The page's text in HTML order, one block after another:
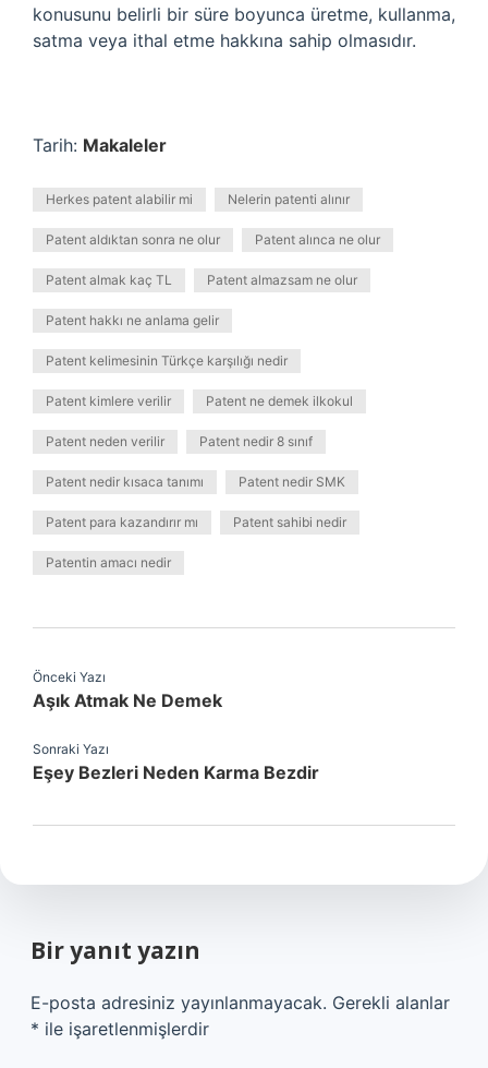
konusunu belirli bir süre boyunca üretme, kullanma,
satma veya ithal etme hakkına sahip olmasıdır.
Tarih: Makaleler
Herkes patent alabilir mi Nelerin patenti alınır
Patent aldıktan sonra ne olur Patent alınca ne olur
Patent almak kaç TL Patent almazsam ne olur
Patent hakkı ne anlama gelir
Patent kelimesinin Türkçe karşılığı nedir
Patent kimlere verilir Patent ne demek ilkokul
Patent neden verilir Patent nedir 8 sınıf
Patent nedir kısaca tanımı Patent nedir SMK
Patent para kazandırır mı Patent sahibi nedir
Patentin amacı nedir
Önceki Yazı
Aşık Atmak Ne Demek
Sonraki Yazı
Eşey Bezleri Neden Karma Bezdir
Bir yanıt yazın
E-posta adresiniz yayınlanmayacak. Gerekli alanlar
* ile işaretlenmişlerdir